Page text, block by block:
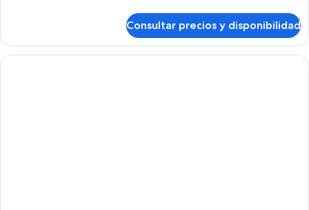
and
children)
cuádruple
familiar,
balcón
Consultar precios y disponibilidad